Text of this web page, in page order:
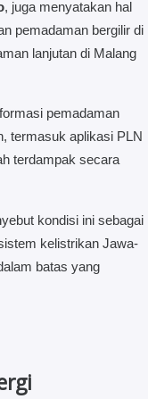
, juga menyatakan hal
pemadaman bergilir di
lanjutan di Malang
pemadaman
termasuk aplikasi PLN
terdampak secara
kondisi ini sebagai
kelistrikan Jawa-
batas yang